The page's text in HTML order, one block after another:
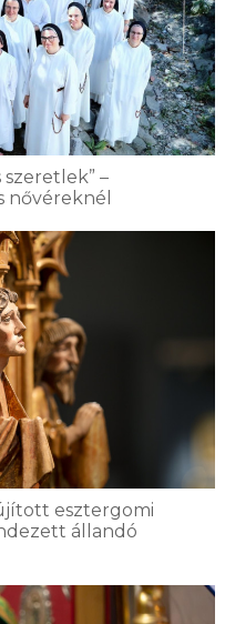
–
nővéreknél
esztergomi
állandó